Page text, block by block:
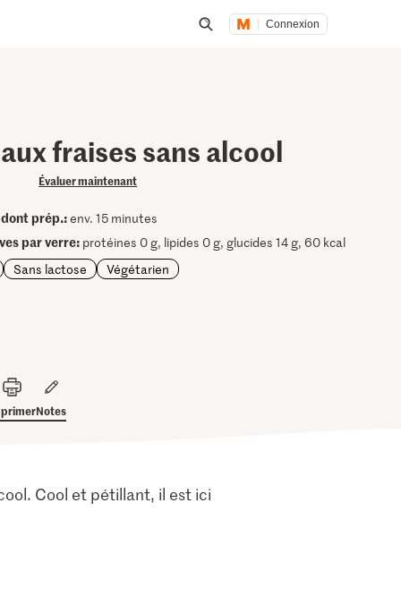
Connexion
fraises sans alcool
Évaluer maintenant
dont prép.:env. 15 minutes
par verre: protéines 0 g, lipides 0 g, glucides 14 g, 60 kcal
Sans lactose
Végétarien
Notes
Cool et pétillant, il est ici